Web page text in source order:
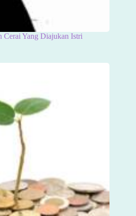
Cerai Yang Diajukan Istri